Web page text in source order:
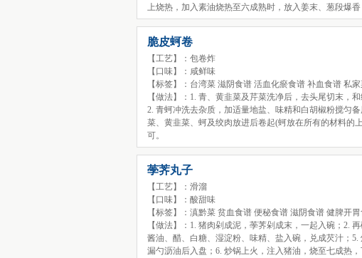
上烧热，加入素油烧热至六成熟时，放入姜末、葱段爆
脆皮蚵卷
【工艺】：包卷炸
【口味】：咸鲜味
【标签】：台湾菜 滋阴食谱 活血化瘀食谱 补血食谱 私
【做法】：1. 青、黄韭菜及芹菜洗净后，去头尾切末，
2. 青蚵冲洗去杂质，加适量地盐、味精和白胡椒粉搅匀
菜、黄韭菜、蚵及绞肉放进后卷起(蚵放在所有的材料的
可。
荸荠丸子
【工艺】：滑溜
【口味】：酸甜味
【标签】：滇黔菜 贫血食谱 便秘食谱 滋阴食谱 健脾开
【做法】：1. 猪肉剁成泥，荸荠剁成末，一起入碗；2.
酱油、醋、白糖、湿淀粉、味精、盐入碗，兑成芡汁；
漏勺沥油后入盘；6. 炒锅上火，注入猪油，烧至七成热